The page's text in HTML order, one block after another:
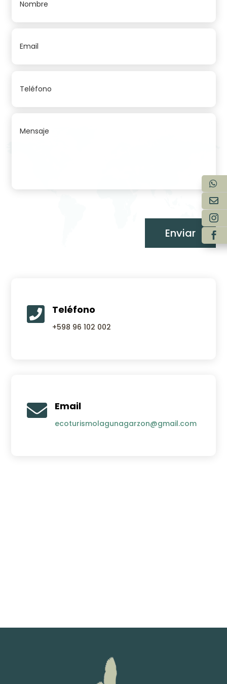
Enviar
 Teléfono
+598 96 102 002
 Email
ecoturismolagunagarzon@gmail.com